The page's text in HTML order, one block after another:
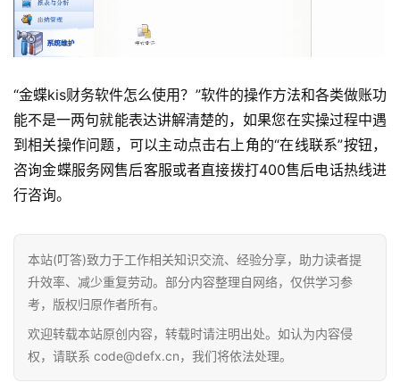
首
“金蝶kis财务软件怎么使用？”软件的操作方法和各类做账功
能不是一两句就能表达讲解清楚的，如果您在实操过程中遇
到相关操作问题，可以主动点击右上角的“在线联系”按钮，
咨询金蝶服务网售后客服或者直接拨打400售后电话热线进
行咨询。
本站(叮答)致力于工作相关知识交流、经验分享，助力读者提
升效率、减少重复劳动。部分内容整理自网络，仅供学习参
考，版权归原作者所有。
欢迎转载本站原创内容，转载时请注明出处。如认为内容侵
权，请联系 code@defx.cn，我们将依法处理。